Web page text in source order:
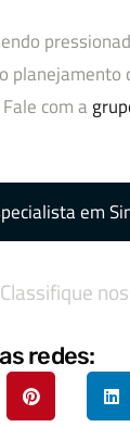
com a
em
Classifique
redes: